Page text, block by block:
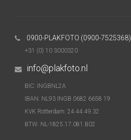
0900-PLAKFOTO (0900-7525368)
+31 (0) 10 3000320
info@plakfoto.nl
BIC: INGBNL2A
IBAN: NL93 INGB 0682 6658 19
KVK Rotterdam: 24.44.49.32
BTW: NL-1825.17.081.B02